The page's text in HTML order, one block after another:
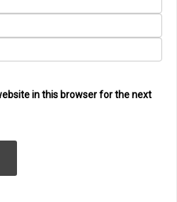
in this browser for the next